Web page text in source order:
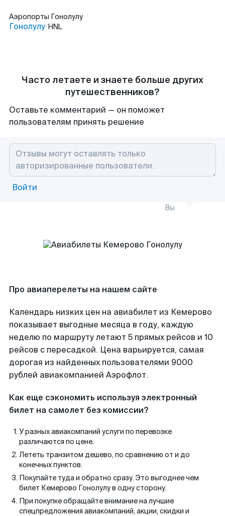
Аэропорты Гонолулу
Гонолулу HNL
Часто летаете и знаете больше других
путешественников?
Оставьте комментарий — он поможет
пользователям принять решение
Войти
Вы
Про авиаперелеты на нашем сайте
Календарь низких цен на авиабилет из Кемерово
показывает выгодные месяца в году, каждую
неделю по маршруту летают 5 прямых рейсов и 10
рейсов с пересадкой. Цена варьируется, самая
дорогая из найденных пользователями 9000
рублей авиакомпанией Аэрофлот.
Как еще сэкономить используя электронный
билет на самолет без комиссии?
У разных авиакомпаний услуги по перевозке
различаются по цене.
Лететь транзитом дешево, по сравнению от и до
конечных пунктов.
Покупайте туда и обратно сразу. Это выгоднее чем
билет Кемерово Гонолулу в одну сторону.
При покупке обращайте внимание на лучшие
спецпредложения авиакомпаний, акции, скидки и